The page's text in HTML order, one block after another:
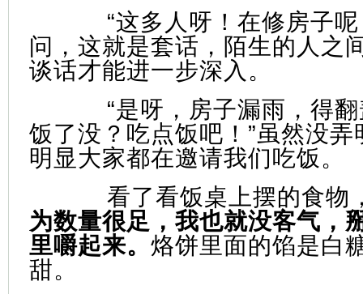
“这多人呀！在修房子
问，这就是套话，陌生的人之
谈话才能进一步深入。
“是呀，房子漏雨，得
饭了没？吃点饭吧！”虽然没
明显大家都在邀请我们吃饭。
看了看饭桌上摆的食物
为数量很足，我也就没客气，
里嚼起来。 烙饼里面的馅是白
甜。